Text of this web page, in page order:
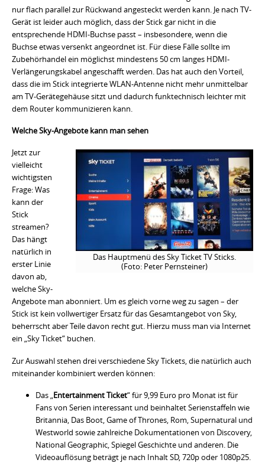
nur flach parallel zur Rückwand angesteckt werden kann. Je nach TV-
Gerät ist leider auch möglich, dass der Stick gar nicht in die
entsprechende HDMI-Buchse passt – insbesondere, wenn die
Buchse etwas versenkt angeordnet ist. Für diese Fälle sollte im
Zubehörhandel ein möglichst mindestens 50 cm langes HDMI-
Verlängerungskabel angeschafft werden. Das hat auch den Vorteil,
dass die im Stick integrierte WLAN-Antenne nicht mehr unmittelbar
am TV-Gerätegehäuse sitzt und dadurch funktechnisch leichter mit
dem Router kommunizieren kann.
Welche Sky-Angebote kann man sehen
Das Hauptmenü des Sky Ticket TV Sticks.
(Foto: Peter Pernsteiner)
Jetzt zur
vielleicht
wichtigsten
Frage: Was
kann der
Stick
streamen?
Das hängt
natürlich in
erster Linie
davon ab,
welche Sky-
Angebote man abonniert. Um es gleich vorne weg zu sagen – der
Stick ist kein vollwertiger Ersatz für das Gesamtangebot von Sky,
beherrscht aber Teile davon recht gut. Hierzu muss man via Internet
ein „Sky Ticket“ buchen.
Zur Auswahl stehen drei verschiedene Sky Tickets, die natürlich auch
miteinander kombiniert werden können:
Das „Entertainment Ticket“ für 9,99 Euro pro Monat ist für
Fans von Serien interessant und beinhaltet Serienstaffeln wie
Britannia, Das Boot, Game of Thrones, Rom, Supernatural und
Westworld sowie zahlreiche Dokumentationen von Discovery,
National Geographic, Spiegel Geschichte und anderen. Die
Videoauflösung beträgt je nach Inhalt SD, 720p oder 1080p25.